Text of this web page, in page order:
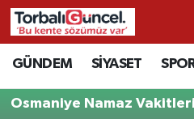
GÜNDEM SİYASET
Osmaniye Namaz Vakitleri
İzmir Nöbetçi
İzmir Hava Durumu